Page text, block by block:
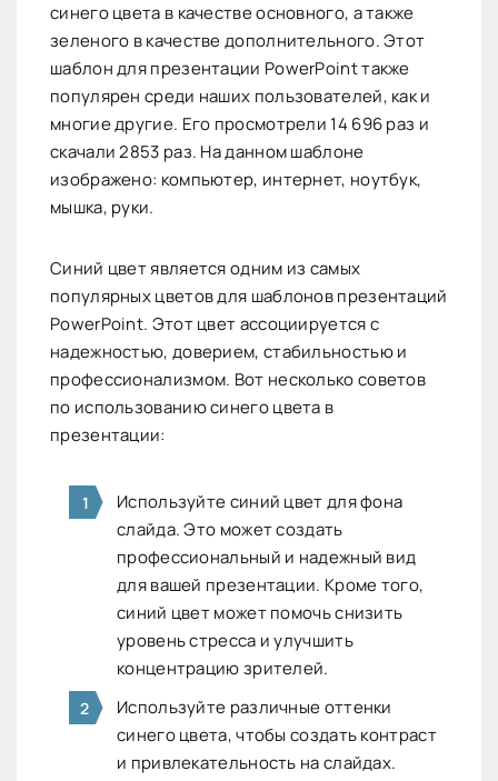
синего цвета в качестве основного, а также
зеленого в качестве дополнительного. Этот
шаблон для презентации PowerPoint также
популярен среди наших пользователей, как и
многие другие. Его просмотрели 14 696 раз и
скачали 2853 раз. На данном шаблоне
изображено: компьютер, интернет, ноутбук,
мышка, руки.
Синий цвет является одним из самых
популярных цветов для шаблонов презентаций
PowerPoint. Этот цвет ассоциируется с
надежностью, доверием, стабильностью и
профессионализмом. Вот несколько советов
по использованию синего цвета в
презентации:
Используйте синий цвет для фона
слайда. Это может создать
профессиональный и надежный вид
для вашей презентации. Кроме того,
синий цвет может помочь снизить
уровень стресса и улучшить
концентрацию зрителей.
Используйте различные оттенки
синего цвета, чтобы создать контраст
и привлекательность на слайдах.